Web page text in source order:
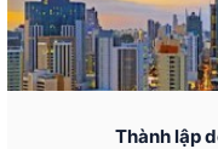
Thành lập